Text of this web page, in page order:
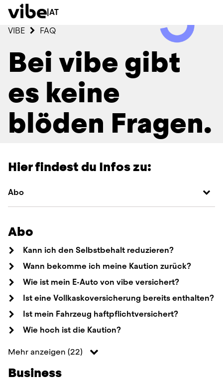
| AT
VIBE
FAQ
Bei vibe gibt
es keine
blöden Fragen.
Hier findest du Infos zu:
Abo
Abo
Kann ich den Selbstbehalt reduzieren?
Wann bekomme ich meine Kaution zurück?
Wie ist mein E-Auto von vibe versichert?
Ist eine Vollkaskoversicherung bereits enthalten?
Ist mein Fahrzeug haftpflichtversichert?
Wie hoch ist die Kaution?
Mehr anzeigen (22)
Business